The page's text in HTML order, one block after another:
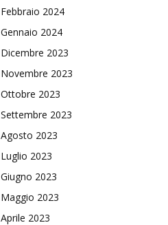
Febbraio 2024
Gennaio 2024
Dicembre 2023
Novembre 2023
Ottobre 2023
Settembre 2023
Agosto 2023
Luglio 2023
Giugno 2023
Maggio 2023
Aprile 2023